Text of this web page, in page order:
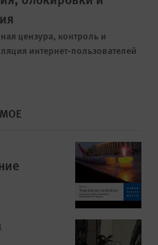
цензура, контроль и
интернет-пользователей